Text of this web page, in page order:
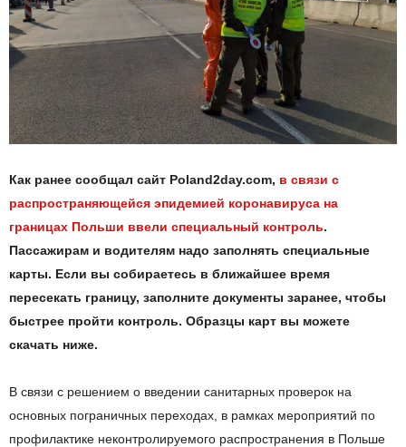
Как ранее сообщал сайт Poland2day.com, в связи с
распространяющейся эпидемией коронавируса на
границах Польши ввели специальный контроль.
Пассажирам и водителям надо заполнять специальные
карты. Если вы собираетесь в ближайшее время
пересекать границу, заполните документы заранее, чтобы
быстрее пройти контроль. Образцы карт вы можете
скачать ниже.
В связи с решением о введении санитарных проверок на
основных пограничных переходах, в рамках мероприятий по
профилактике неконтролируемого распространения в Польше